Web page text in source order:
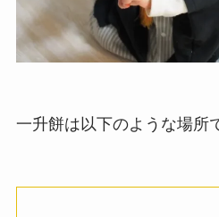
一升餅は以下のような場所